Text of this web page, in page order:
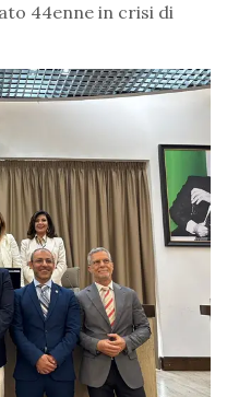
44enne in crisi di